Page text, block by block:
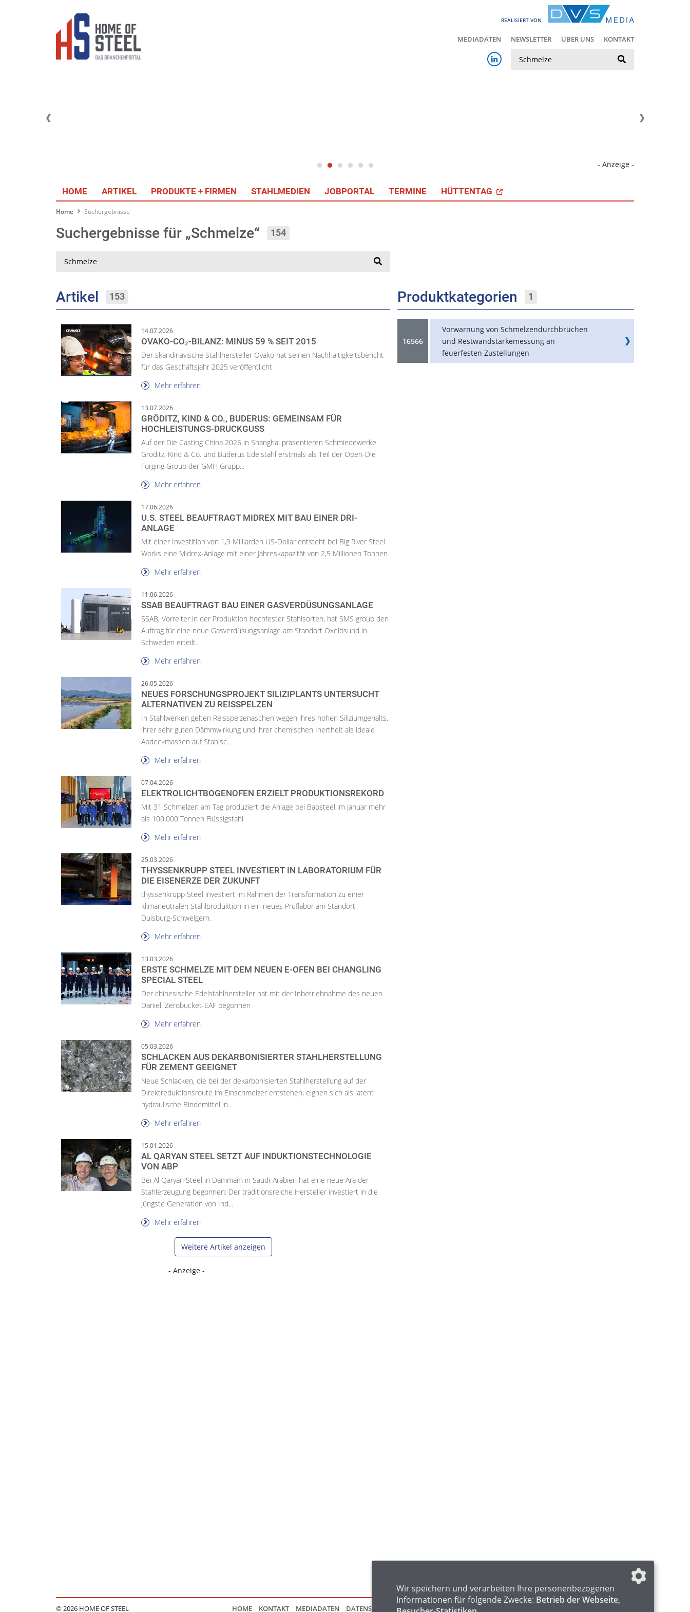
REALISIERT VON
MEDIADATEN NEWSLETTER ÜBER UNS KONTAKT
- Anzeige -
HOME ARTIKEL PRODUKTE + FIRMEN STAHLMEDIEN JOBPORTAL TERMINE HÜTTENTAG
Home Suchergebnisse
Suchergebnisse für „Schmelze“ 154
Artikel 153
14.07.2026
OVAKO-CO₂-BILANZ: MINUS 59 % SEIT 2015
Der skandinavische Stahlhersteller Ovako hat seinen Nachhaltigkeitsbericht
für das Geschäftsjahr 2025 veröffentlicht
Mehr erfahren
13.07.2026
GRÖDITZ, KIND & CO., BUDERUS: GEMEINSAM FÜR
HOCHLEISTUNGS-DRUCKGUSS
Auf der Die Casting China 2026 in Shanghai präsentieren Schmiedewerke
Gröditz, Kind & Co. und Buderus Edelstahl erstmals als Teil der Open-Die
Forging Group der GMH Grupp...
Mehr erfahren
17.06.2026
U.S. STEEL BEAUFTRAGT MIDREX MIT BAU EINER DRI-
ANLAGE
Mit einer Investition von 1,9 Milliarden US-Dollar entsteht bei Big River Steel
Works eine Midrex-Anlage mit einer Jahreskapazität von 2,5 Millionen Tonnen
Mehr erfahren
11.06.2026
SSAB BEAUFTRAGT BAU EINER GASVERDÜSUNGSANLAGE
SSAB, Vorreiter in der Produktion hochfester Stahlsorten, hat SMS group den
Auftrag für eine neue Gasverdüsungsanlage am Standort Oxelösund in
Schweden erteilt.
Mehr erfahren
26.05.2026
NEUES FORSCHUNGSPROJEKT SILIZIPLANTS UNTERSUCHT
ALTERNATIVEN ZU REISSPELZEN
In Stahlwerken gelten Reisspelzenaschen wegen ihres hohen Siliziumgehalts,
ihrer sehr guten Dämmwirkung und ihrer chemischen Inertheit als ideale
Abdeckmassen auf Stahlsc...
Mehr erfahren
07.04.2026
ELEKTROLICHTBOGENOFEN ERZIELT PRODUKTIONSREKORD
Mit 31 Schmelzen am Tag produziert die Anlage bei Baosteel im Januar mehr
als 100.000 Tonnen Flüssigstahl
Mehr erfahren
25.03.2026
THYSSENKRUPP STEEL INVESTIERT IN LABORATORIUM FÜR
DIE EISENERZE DER ZUKUNFT
thyssenkrupp Steel investiert im Rahmen der Transformation zu einer
klimaneutralen Stahlproduktion in ein neues Prüflabor am Standort
Duisburg‑Schwelgern.
Mehr erfahren
13.03.2026
ERSTE SCHMELZE MIT DEM NEUEN E-OFEN BEI CHANGLING
SPECIAL STEEL
Der chinesische Edelstahlhersteller hat mit der Inbetriebnahme des neuen
Danieli Zerobucket-EAF begonnen
Mehr erfahren
05.03.2026
SCHLACKEN AUS DEKARBONISIERTER STAHLHERSTELLUNG
FÜR ZEMENT GEEIGNET
Neue Schlacken, die bei der dekarbonisierten Stahlherstellung auf der
Direktreduktionsroute im Einschmelzer entstehen, eignen sich als latent
hydraulische Bindemittel in...
Mehr erfahren
15.01.2026
AL QARYAN STEEL SETZT AUF INDUKTIONSTECHNOLOGIE
VON ABP
Bei Al Qaryan Steel in Dammam in Saudi-Arabien hat eine neue Ära der
Stahlerzeugung begonnen: Der traditionsreiche Hersteller investiert in die
jüngste Generation von Ind...
Mehr erfahren
Weitere Artikel anzeigen
Produktkategorien 1
16566
Vorwarnung von Schmelzendurchbrüchen
und Restwandstärkemessung an
feuerfesten Zustellungen
- Anzeige -
© 2026 HOME OF STEEL HOME KONTAKT MEDIADATEN DATENSCHUTZ IMPRESSUM FAQ
Wir speichern und verarbeiten Ihre personenbezogenen
Informationen für folgende Zwecke: Betrieb der Webseite,